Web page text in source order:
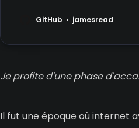
GitHub jamesread
Je profite d'une phase
Il fut une époque où internet